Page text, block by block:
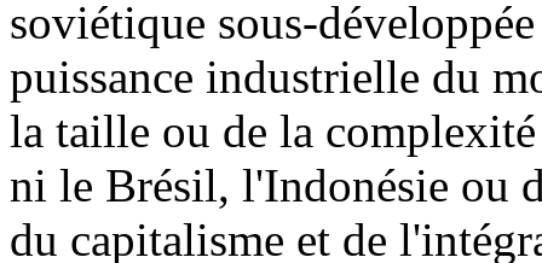
soviétique sous-
puissance industrielle du
la taille ou de la
ni le Brésil, l'Indonésie ou
du capitalisme et de